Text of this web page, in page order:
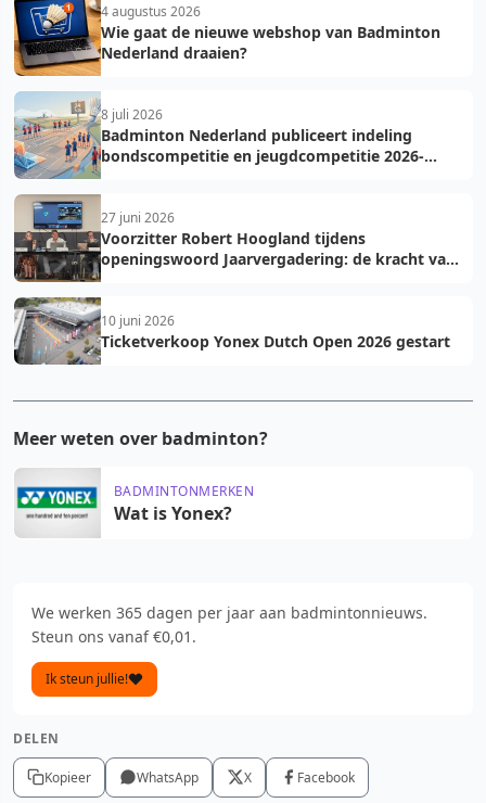
4 augustus 2026
Wie gaat de nieuwe webshop van Badminton
Nederland draaien?
8 juli 2026
Badminton Nederland publiceert indeling
bondscompetitie en jeugdcompetitie 2026-
27 juni 2026
Voorzitter Robert Hoogland tijdens
openingswoord Jaarvergadering: de kracht van
10 juni 2026
Ticketverkoop Yonex Dutch Open 2026 gestart
Meer weten over badminton?
BADMINTONMERKEN
Wat is Yonex?
We werken 365 dagen per jaar aan badmintonnieuws.
Steun ons vanaf €0,01.
Ik steun jullie!
DELEN
Kopieer WhatsApp X Facebook